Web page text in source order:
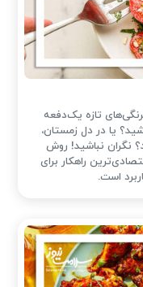
تازه یک‌دفعه
یا در دل زمستان،
نگران نباشید! روش
راهکار برای
است.